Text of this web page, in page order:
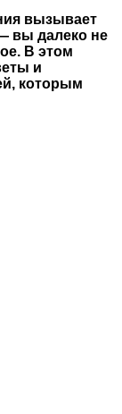
вызывает
вы далеко не
В этом
и
которым